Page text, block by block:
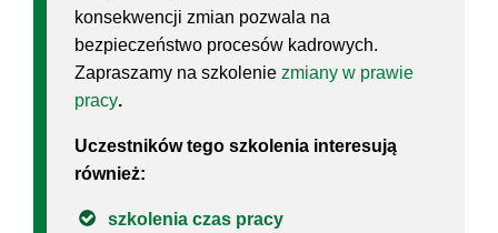
konsekwencji zmian pozwala na
bezpieczeństwo procesów kadrowych.
Zapraszamy na szkolenie zmiany w prawie
pracy.
Uczestników tego szkolenia interesują
również:
szkolenia czas pracy